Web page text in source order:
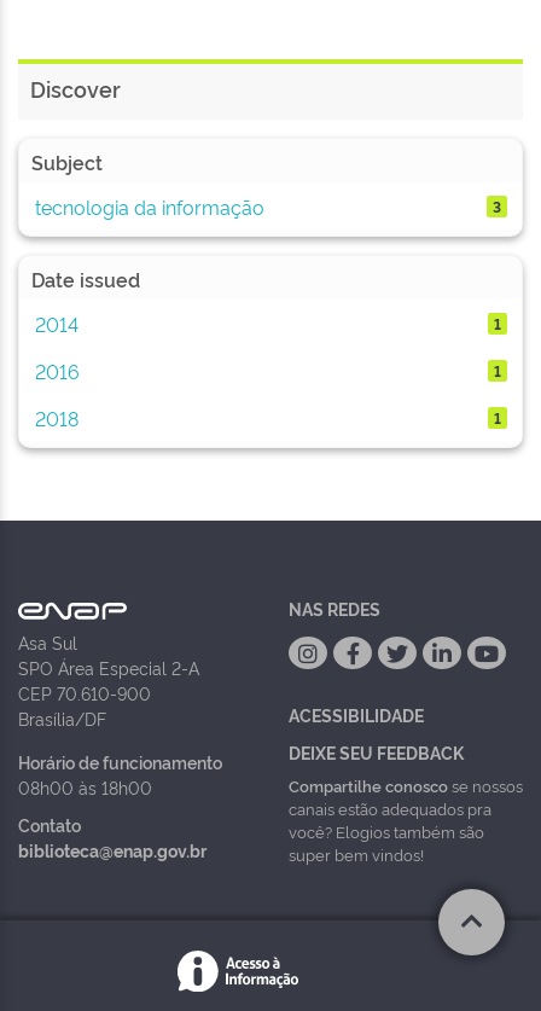
Discover
Subject
tecnologia da informação
3
Date issued
2014
1
2016 1
2018 1
Asa Sul
SPO Área Especial 2-A
CEP 70.610-900
Brasília/DF
Horário de funcionamento
08h00 às 18h00
Contato
biblioteca@enap.gov.br
NAS REDES
ACESSIBILIDADE
DEIXE SEU FEEDBACK
Compartilhe conoscose nossos
canais estão adequados pra
você? Elogios também são
super bem vindos!